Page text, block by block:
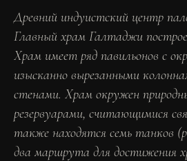
Древний индуистский центр
Главный храм Галтаджи
Храм имеет ряд павильонов с
изысканно вырезанными
стенами. Храм окружен
резервуарами, считающимися
также находятся семь танков
два маршрута для достижения